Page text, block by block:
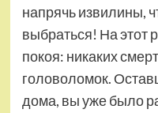
напрячь извилины,
выбраться! На этот
покоя: никаких
головоломок.
дома, вы уже было